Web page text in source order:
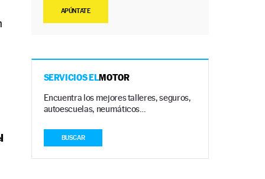
APÚNTATE
SERVICIOS ELMOTOR
Encuentra los mejores talleres, seguros,
autoescuelas, neumáticos…
BUSCAR